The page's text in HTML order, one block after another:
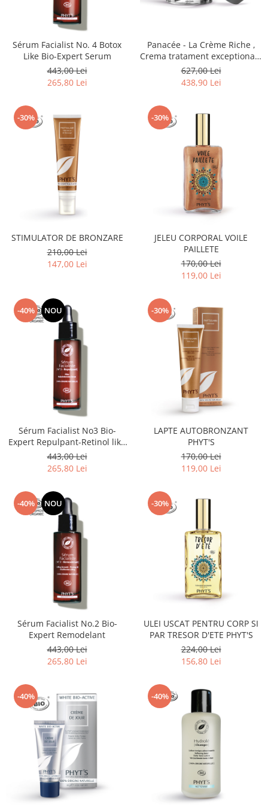
Sérum Facialist No. 4 Botox
Like Bio-Expert Serum
443,00 Lei
265,80 Lei
Panacée - La Crème Riche ,
Crema tratament exceptionala
de ingrijire pentru pielea
matura cu tendinta uscata
627,00 Lei
438,90 Lei
-30%
STIMULATOR DE BRONZARE
210,00 Lei
147,00 Lei
-30%
JELEU CORPORAL VOILE
PAILLETE
170,00 Lei
119,00 Lei
-40% NOU
Sérum Facialist No3 Bio-
Expert Repulpant-Retinol like
& Filler cu Acid hialuronic
443,00 Lei
265,80 Lei
-30%
LAPTE AUTOBRONZANT
PHYT'S
170,00 Lei
119,00 Lei
-40% NOU
Sérum Facialist No.2 Bio-
Expert Remodelant
443,00 Lei
265,80 Lei
-30%
ULEI USCAT PENTRU CORP SI
PAR TRESOR D'ETE PHYT'S
224,00 Lei
156,80 Lei
-40% -40%